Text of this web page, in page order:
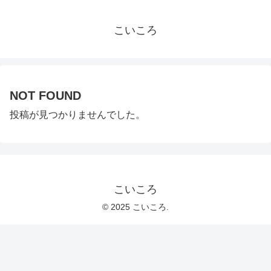
こいころ
NOT FOUND
投稿が見つかりませんでした。
こいころ
© 2025 こいころ.